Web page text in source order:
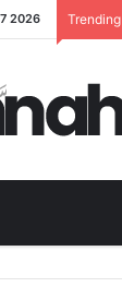
2026 Trending